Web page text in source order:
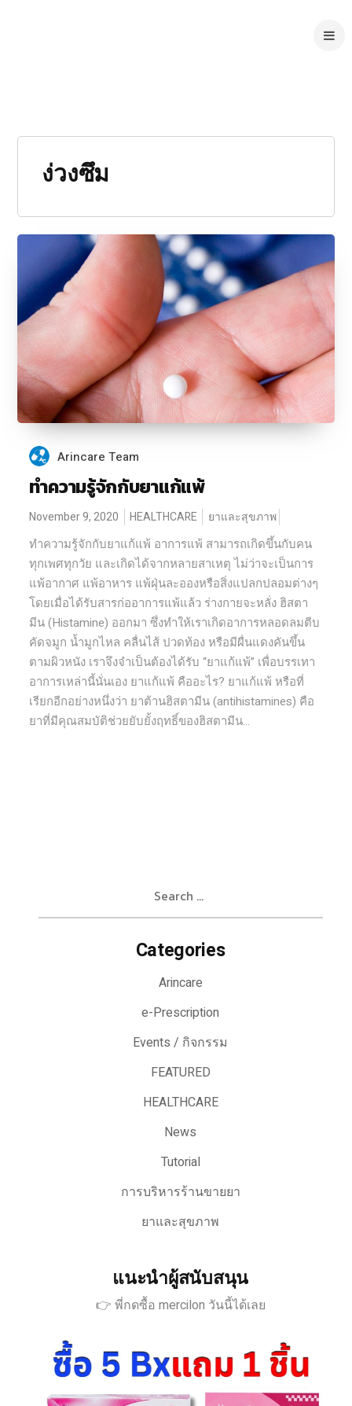
ง่วงซึม
Arincare Team
ทำความรู้จักกับยาแก้แพ้
November 9, 2020 HEALTHCARE ยาและสุขภาพ
ทำความรู้จักกับยาแก้แพ้ อาการแพ้ สามารถเกิดขึ้นกับคน
ทุกเพศทุกวัย และเกิดได้จากหลายสาเหตุ ไม่ว่าจะเป็นการ
แพ้อากาศ แพ้อาหาร แพ้ฝุ่นละอองหรือสิ่งแปลกปลอมต่างๆ
โดยเมื่อได้รับสารก่ออาการแพ้แล้ว ร่างกายจะหลั่ง ฮิสตา
มีน (Histamine) ออกมา ซึ่งทำให้เราเกิดอาการหลอดลมตีบ
คัดจมูก น้ำมูกไหล คลื่นไส้ ปวดท้อง หรือมีผื่นแดงคันขึ้น
ตามผิวหนัง เราจึงจำเป็นต้องได้รับ “ยาแก้แพ้” เพื่อบรรเทา
อาการเหล่านี้นั่นเอง ยาแก้แพ้ คืออะไร? ยาแก้แพ้ หรือที่
เรียกอีกอย่างหนึ่งว่า ยาต้านฮิสตามีน (antihistamines) คือ
ยาที่มีคุณสมบัติช่วยยับยั้งฤทธิ์ของฮิสตามีน...
Categories
Arincare
e-Prescription
Events / กิจกรรม
FEATURED
HEALTHCARE
News
Tutorial
การบริหารร้านขายยา
ยาและสุขภาพ
แนะนำผู้สนับสนุน
👉 พี่กดซื้อ mercilon วันนี้ได้เลย